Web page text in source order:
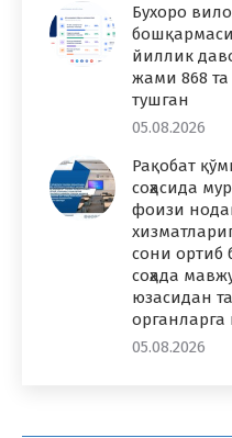
Бухоро
йиллик
жами 868
тушган
05.08.2026
Рақобат
соҳасида
фоизи
сони ортиб
соҳада
юзасидан
05.08.2026